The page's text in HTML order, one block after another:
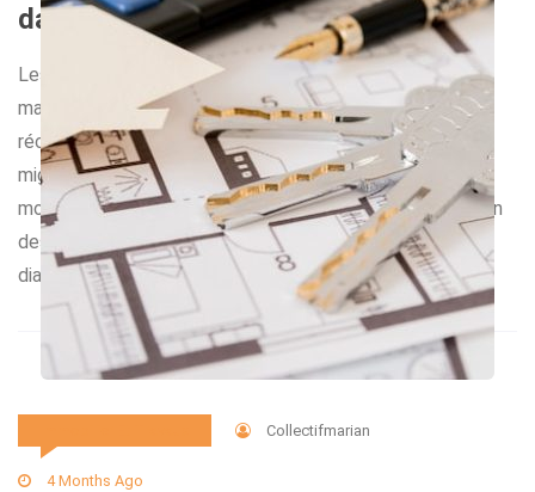
dans votre habitation !
Les remontées capillaires représentent un fléau discret,
mais tenace pour de nombreux logements anciens et
récents. Cette forme d’humidité se traduit par une
migration de l’eau depuis le sol à travers les murs, créant
moisissures, décollement des peintures, voire fragilisation
des matériaux. Face à ce problème structurel, seul un
diagnostic humidité précis permet de cibler […]
Collectifmarian
4 Months Ago